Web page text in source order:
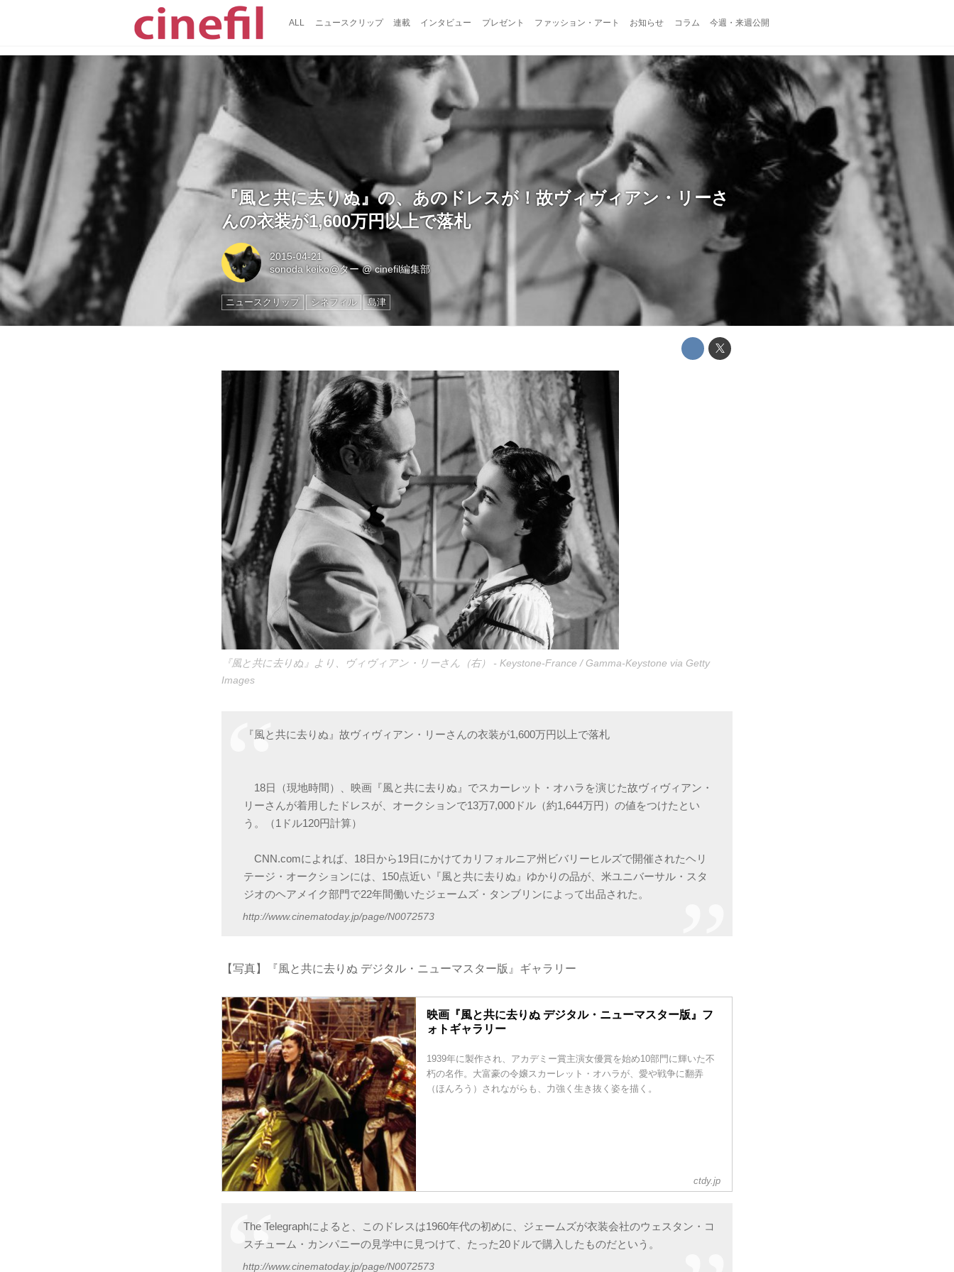
ALL ニュースクリップ 連載 インタビュー プレゼント ファッション・アート お知らせ コラム 今週・来週公開
『風と共に去りぬ』の、あのドレスが！故ヴィヴィアン・リーさ
んの衣装が1,600万円以上で落札
2015-04-21
sonoda keiko@ター@cinefil編集部
ニュースクリップ シネフィル 島津
『風と共に去りぬ』より、ヴィヴィアン・リーさん（右） - Keystone-France / Gamma-Keystone via Getty
Images
『風と共に去りぬ』故ヴィヴィアン・リーさんの衣装が1,600万円以上で落札
18日（現地時間）、映画『風と共に去りぬ』でスカーレット・オハラを演じた故ヴィヴィアン・
リーさんが着用したドレスが、オークションで13万7,000ドル（約1,644万円）の値をつけたとい
う。（1ドル120円計算）
CNN.comによれば、18日から19日にかけてカリフォルニア州ビバリーヒルズで開催されたヘリ
テージ・オークションには、150点近い『風と共に去りぬ』ゆかりの品が、米ユニバーサル・スタ
ジオのヘアメイク部門で22年間働いたジェームズ・タンブリンによって出品された。
http://www.cinematoday.jp/page/N0072573
【写真】『風と共に去りぬ デジタル・ニューマスター版』ギャラリー
映画『風と共に去りぬ デジタル・ニューマスター版』フ
ォトギャラリー
1939年に製作され、アカデミー賞主演女優賞を始め10部門に輝いた不
朽の名作。大富豪の令嬢スカーレット・オハラが、愛や戦争に翻弄
（ほんろう）されながらも、力強く生き抜く姿を描く。
ctdy.jp
The Telegraphによると、このドレスは1960年代の初めに、ジェームズが衣装会社のウェスタン・コ
スチューム・カンパニーの見学中に見つけて、たった20ドルで購入したものだという。
http://www.cinematoday.jp/page/N0072573